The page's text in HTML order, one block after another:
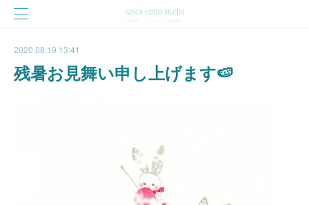
2020.08.19 13:41
残暑お見舞い申し上げます🍉